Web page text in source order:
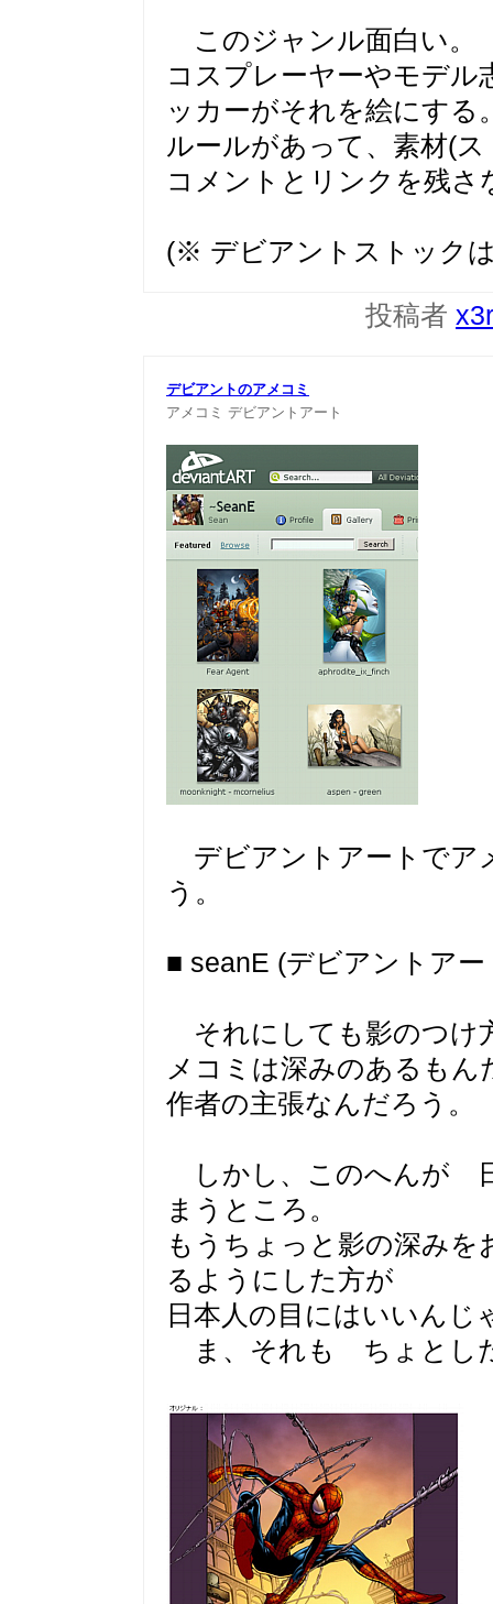
このジャンル面白い。
コスプレーヤーやモデル
ッカーがそれを絵にする
ルールがあって、素材(
コメントとリンクを残さ
(※ デビアントストック
投稿者
デビアントのアメコミ
アメコミ デビアントアート
デビアントアートでア
う。
■ seanE (デビアントア
それにしても影のつけ
メコミは深みのあるもん
作者の主張なんだろう。
しかし、このへんが
まうところ。
もうちょっと影の深みを
るようにした方が
日本人の目にはいいんじ
ま、それも ちょとし